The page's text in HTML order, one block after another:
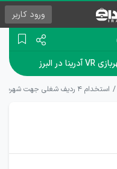
ورود کاربر
استخدام ۴ ردیف شغلی جهت شهربازی VR آدرینا در البرز